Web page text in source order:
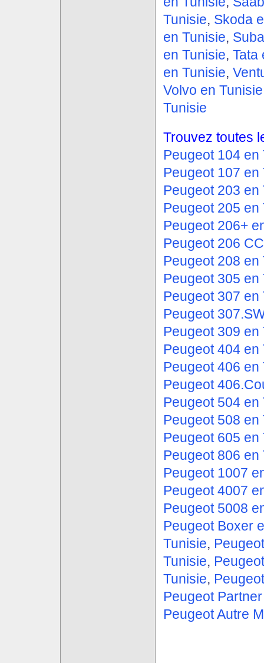
Tunisie, Skoda
en Tunisie,
en Tunisie, Tata
en Tunisie,
Volvo en Tunisie
Tunisie
Trouvez toutes
Peugeot 104 en
Peugeot 107 en
Peugeot 203 en
Peugeot 205 en
Peugeot 206+
Peugeot 206
Peugeot 208 en
Peugeot 305 en
Peugeot 307 en
Peugeot
Peugeot 309 en
Peugeot 404 en
Peugeot 406 en
Peugeot
Peugeot 504 en
Peugeot 508 en
Peugeot 605 en
Peugeot 806 en
Peugeot 1007
Peugeot 4007
Peugeot 5008
Peugeot Boxer
Tunisie,
Tunisie,
Tunisie,
Peugeot
Peugeot Autre